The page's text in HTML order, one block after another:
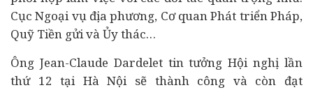
Cục Ngoại vụ địa phương, Cơ quan Phát triển Pháp,
Quỹ Tiền gửi và Ủy thác…
Ông Jean-Claude Dardelet tin tưởng Hội nghị lần
thứ 12 tại Hà Nội sẽ thành công và còn đạt